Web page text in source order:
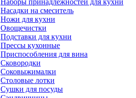
Наборы принадлежностей для кухни
Насадки на смеситель
Ножи для кухни
Овощечистки
Подставки для кухни
Прессы кухонные
Приспособления для вина
Сковородки
Соковыжималки
Столовые лотки
Сушки для посуды